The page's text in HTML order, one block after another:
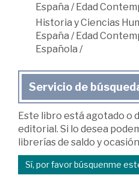
España /Edad
Historia y Ciencias
España /Edad
Española /
Servicio de
Este libro está agotado o
editorial. Si lo desea
librerías de saldo y
Sí, por favor búsquenme